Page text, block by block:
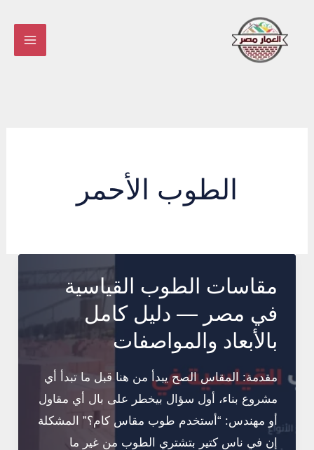
المحتوى
الطوب الأحمر
مقاسات الطوب القياسية
في مصر — دليل كامل
بالأبعاد والمواصفات
مقدمة: المقاس الصح يبدأ من هنا قبل ما تبدأ أي
مشروع بناء، أول سؤال بيخطر على بال أي مقاول
أو مهندس: “أستخدم طوب مقاس كام؟” المشكلة
إن في ناس كتير بتشتري الطوب من غير ما